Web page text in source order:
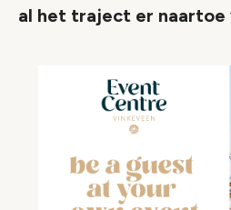
al het traject er naartoe